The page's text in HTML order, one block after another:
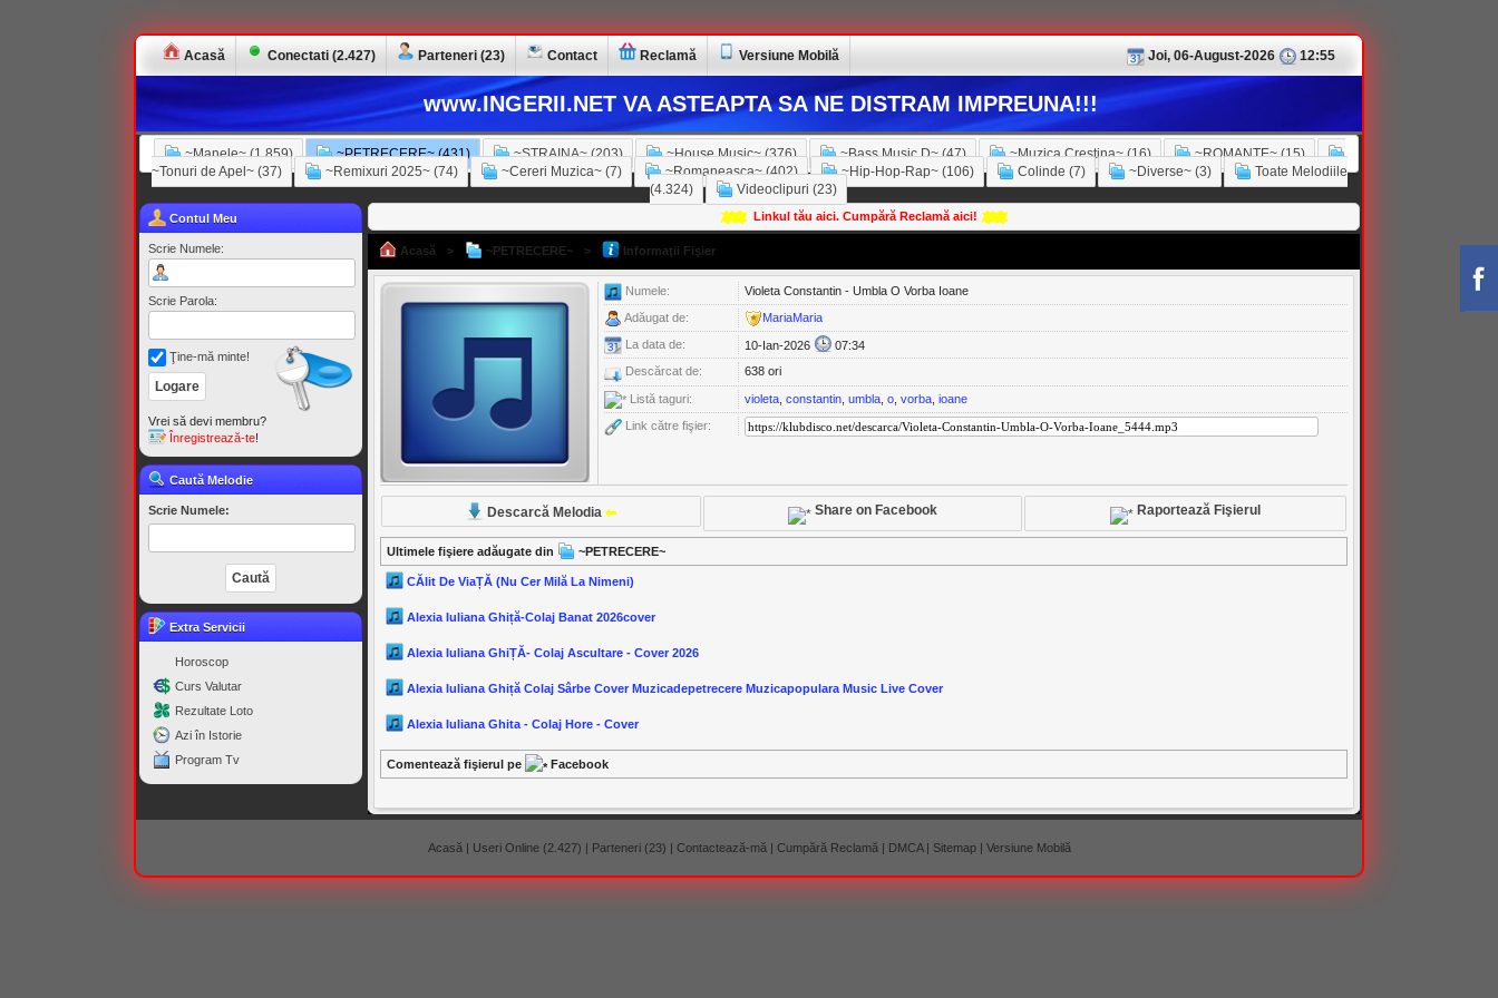
Acasă Conectati (2.427) Parteneri (23) Contact Reclamă Versiune Mobilă Joi, 06-August-2026 12:55
www.INGERII.NET VA ASTEAPTA SA NE DISTRAM IMPREUNA!!!
~Manele~ (1.859) ~PETRECERE~ (431) ~STRAINA~ (203) ~House Music~ (376) ~Bass Music D~ (47) ~Muzica Crestina~ (16)
~ROMANTE~ (15)
~Tonuri de Apel~ (37)
~Remixuri 2025~ (74) ~Cereri Muzica~ (7) ~Romaneasca~ (402) ~Hip-Hop-Rap~ (106) Colinde (7) ~Diverse~ (3)
Toate Melodiile
(4.324)
Videoclipuri (23)
Contul Meu
Scrie Numele:
Scrie Parola:
Ţine-mă minte!
Vrei să devi membru?
Înregistrează-te!
Caută Melodie
Scrie Numele:
Extra Servicii
Horoscop
Curs Valutar
Rezultate Loto
Azi în Istorie
Program Tv
Linkul tău aici. Cumpără Reclamă aici!
Acasă > ~PETRECERE~ > Informaţii Fişier
Numele: Violeta Constantin - Umbla O Vorba Ioane
Adăugat de: MariaMaria
La data de: 10-Ian-2026
07:34
Descărcat de:
638 ori
Listă taguri: violeta constantin umbla o vorba ioane
Link către fişier:
Descarcă Melodia Share on Facebook Raportează Fişierul
Ultimele fişiere adăugate din ~PETRECERE~
CĂlit De ViaȚĂ (Nu Cer Milă La Nimeni)
Alexia Iuliana Ghiță-Colaj Banat 2026cover
Alexia Iuliana GhiȚĂ- Colaj Ascultare - Cover 2026
Alexia Iuliana Ghiță Colaj Sârbe Cover Muzicadepetrecere Muzicapopulara Music Live Cover
Alexia Iuliana Ghita - Colaj Hore - Cover
Comentează fişierul pe Facebook
Acasă | Useri Online (2.427) | Parteneri (23) | Contactează-mă | Cumpără Reclamă | DMCA| Sitemap| Versiune Mobilă